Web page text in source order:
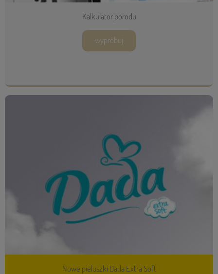
Kalkulator porodu
wypróbuj
Nowe pieluszki Dada Extra Soft